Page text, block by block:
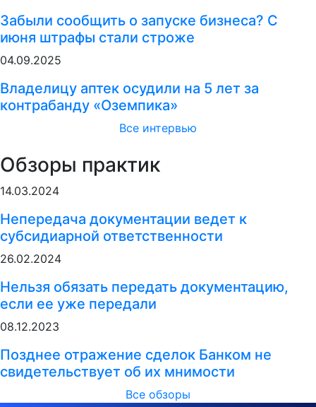
Забыли сообщить о запуске бизнеса? С
июня штрафы стали строже
04.09.2025
Владелицу аптек осудили на 5 лет за
контрабанду «Оземпика»
Все интервью
Обзоры практик
14.03.2024
Непередача документации ведет к
субсидиарной ответственности
26.02.2024
Нельзя обязать передать документацию,
если ее уже передали
08.12.2023
Позднее отражение сделок Банком не
свидетельствует об их мнимости
Все обзоры